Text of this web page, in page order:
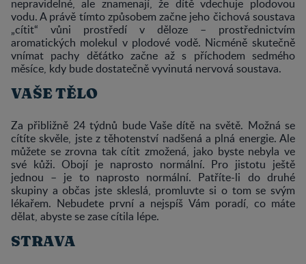
nepravidelné, ale znamenají, že dítě vdechuje plodovou
vodu. A právě tímto způsobem začne jeho čichová soustava
„cítit“ vůni prostředí v děloze – prostřednictvím
aromatických molekul v plodové vodě. Nicméně skutečně
vnímat pachy děťátko začne až s příchodem sedmého
měsíce, kdy bude dostatečně vyvinutá nervová soustava.
VAŠE TĚLO
Za přibližně 24 týdnů bude Vaše dítě na světě. Možná se
cítíte skvěle, jste z těhotenství nadšená a plná energie. Ale
můžete se zrovna tak cítit zmožená, jako byste nebyla ve
své kůži. Obojí je naprosto normální. Pro jistotu ještě
jednou – je to naprosto normální. Patříte-li do druhé
skupiny a občas jste skleslá, promluvte si o tom se svým
lékařem. Nebudete první a nejspíš Vám poradí, co máte
dělat, abyste se zase cítila lépe.
STRAVA